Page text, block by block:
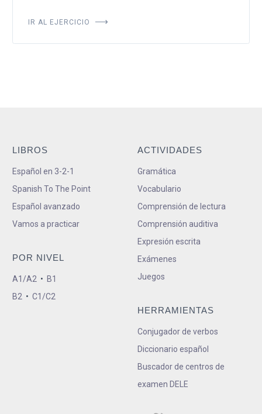
IR AL EJERCICIO
LIBROS
Español en 3-2-1
Spanish To The Point
Español avanzado
Vamos a practicar
POR NIVEL
A1/A2 • B1
B2 • C1/C2
ACTIVIDADES
Gramática
Vocabulario
Comprensión de lectura
Comprensión auditiva
Expresión escrita
Exámenes
Juegos
HERRAMIENTAS
Conjugador de verbos
Diccionario español
Buscador de centros de
examen DELE